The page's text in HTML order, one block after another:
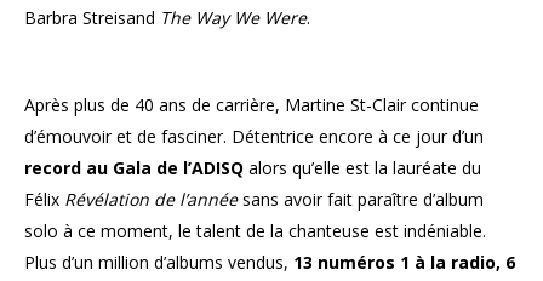
Barbra Streisand The Way We Were.
Après plus de 40 ans de carrière, Martine St-Clair continue
d’émouvoir et de fasciner. Détentrice encore à ce jour d’un
record au Gala de l’ADISQ alors qu’elle est la lauréate du
Félix Révélation de l’annéesans avoir fait paraître d’album
solo à ce moment, le talent de la chanteuse est indéniable.
Plus d’un million d’albums vendus, 13 numéros 1 à la radio, 6